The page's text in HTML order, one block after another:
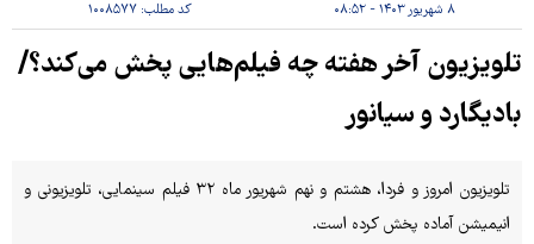
۸ شهریور ۱۴۰۳ - ۰۸:۵۲ کد مطلب:۱۰۰۸۵۷۷
تلویزیون آخر هفته چه فیلم‌هایی پخش می‌کند؟/
بادیگارد و سیانور
تلویزیون امروز و فردا، هشتم و نهم شهریور ماه ۳۲ فیلم سینمایی، تلویزیونی و
انیمیشن آماده پخش کرده است.